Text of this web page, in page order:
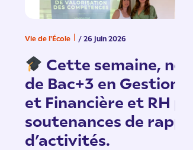
Vie de l'École / 26 juin 2026
Cette semaine,
de Bac+3 en Gestion
et Financière et RH
soutenances de
d’activités.